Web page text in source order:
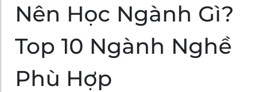
Nên Học Ngành Gì?
Top 10 Ngành Nghề
Phù Hợp